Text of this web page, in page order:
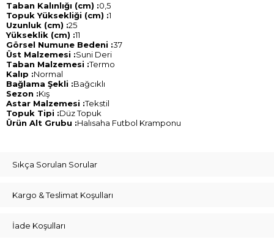
Taban Kalınlığı (cm) :0,5
Topuk Yüksekliği (cm) :1
Uzunluk (cm) :25
Yükseklik (cm) :11
Görsel Numune Bedeni :37
Üst Malzemesi :Suni Deri
Taban Malzemesi :Termo
Kalıp :Normal
Bağlama Şekli :Bağcıklı
Sezon :Kış
Astar Malzemesi :Tekstil
Topuk Tipi :Düz Topuk
Ürün Alt Grubu :Halısaha Futbol Kramponu
Sıkça Sorulan Sorular
Kargo & Teslimat Koşulları
İade Koşulları